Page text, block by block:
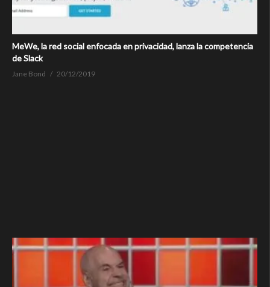
MeWe, la red social enfocada en privacidad, lanza la competencia
de Slack
Jane Bond 20/12/2019